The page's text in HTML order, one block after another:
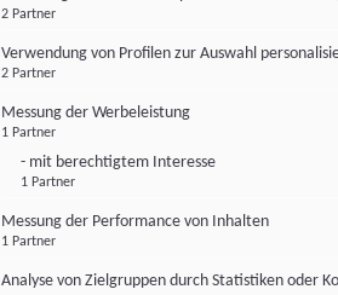
2 Partner
Verwendung von Profilen zur Auswahl
2 Partner
Messung der Werbeleistung
1 Partner
- mit berechtigtem Interesse
1 Partner
Messung der Performance von Inhalten
1 Partner
Analyse von Zielgruppen durch Statistiken oder